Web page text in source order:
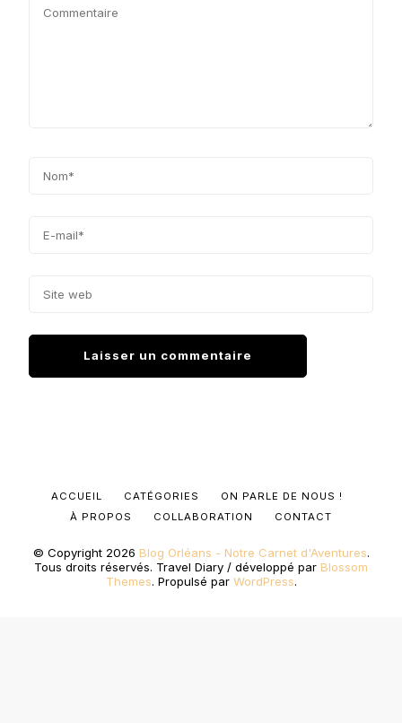
© Copyright 2026 Blog Orléans - Notre Carnet d'Aventures.
Tous droits réservés. Travel Diary / développé par Blossom
Themes. Propulsé par WordPress.
ACCUEIL CATÉGORIES
ON PARLE DE NOUS !
À PROPOS
COLLABORATION CONTACT